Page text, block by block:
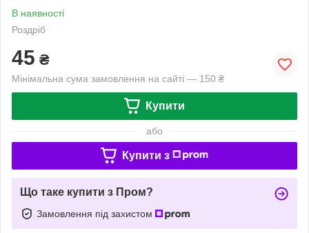
В наявності
Роздріб
45 ₴
Мінімальна сума замовлення на сайті — 150 ₴
Купити
або
Купити з
Що таке купити з Пром?
Замовлення під захистом